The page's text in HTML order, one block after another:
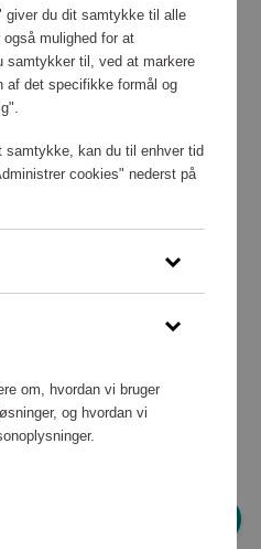
giver du dit samtykke til alle
mulighed for at
samtykker til, ved at markere
af det specifikke formål og
kan du til enhver tid
cookies" nederst på
om, hvordan vi bruger
og hvordan vi